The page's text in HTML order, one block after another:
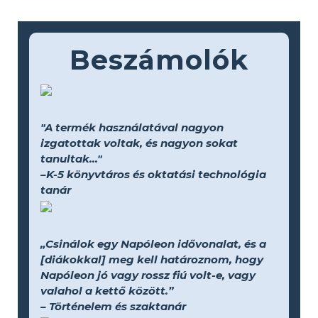
Beszámolók
"A termék használatával nagyon
izgatottak voltak, és nagyon sokat
tanultak..."
–K-5 könyvtáros és oktatási technológia
tanár
„Csinálok egy Napóleon idővonalat, és a
[diákokkal] meg kell határoznom, hogy
Napóleon jó vagy rossz fiú volt-e, vagy
valahol a kettő között.”
– Történelem és szaktanár